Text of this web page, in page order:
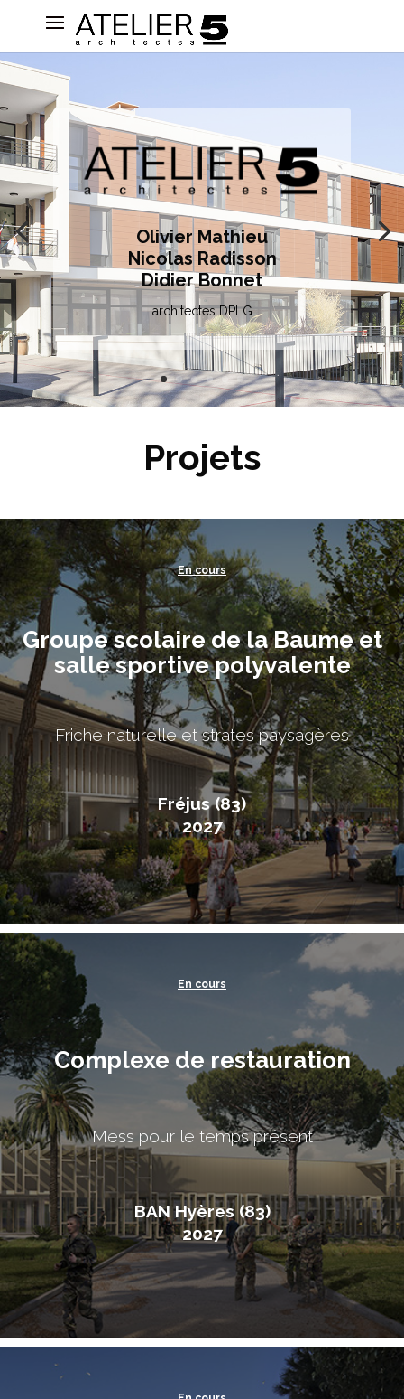
Olivier Mathieu
Nicolas Radisson
Didier Bonnet
architectes DPLG
Projets
En cours
Groupe scolaire de la Baume et
salle sportive polyvalente
Friche naturelle et strates paysagères
Fréjus (83)
2027
En cours
Complexe de restauration
Mess pour le temps présent
BAN Hyères (83)
2027